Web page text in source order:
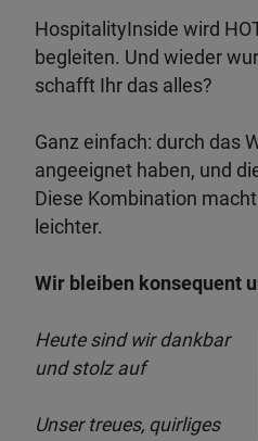
HospitalityInside wird
begleiten. Und wieder
schafft Ihr das alles?
Ganz einfach: durch das
angeeignet haben, und
Diese Kombination
leichter.
Wir bleiben konsequent
Heute sind wir dankbar
und stolz auf
Unser treues, quirliges